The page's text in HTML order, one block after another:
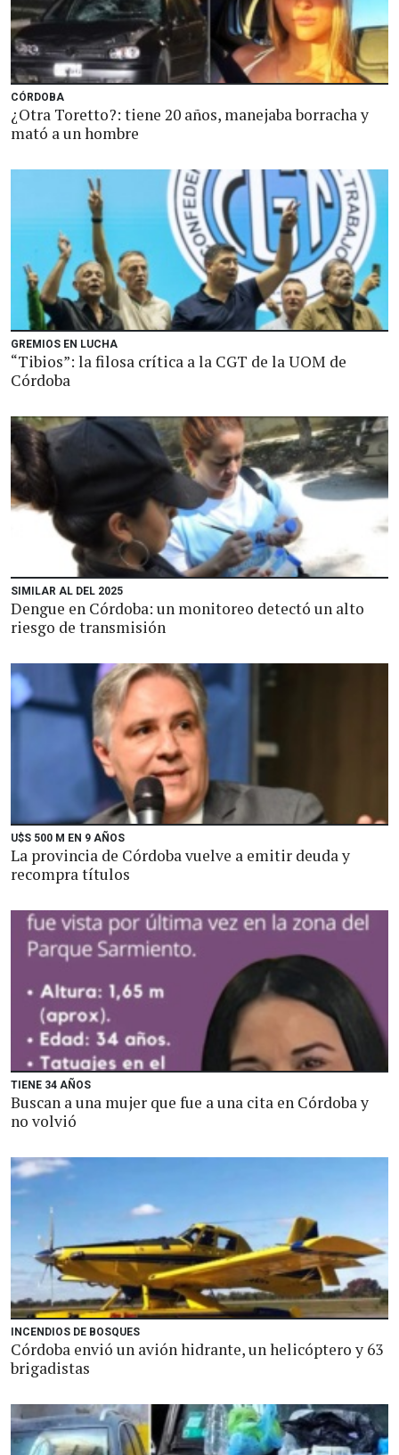
CÓRDOBA
¿Otra Toretto?: tiene 20 años, manejaba borracha y
mató a un hombre
GREMIOS EN LUCHA
“Tibios”: la filosa crítica a la CGT de la UOM de
Córdoba
SIMILAR AL DEL 2025
Dengue en Córdoba: un monitoreo detectó un alto
riesgo de transmisión
U$S 500 M EN 9 AÑOS
La provincia de Córdoba vuelve a emitir deuda y
recompra títulos
TIENE 34 AÑOS
Buscan a una mujer que fue a una cita en Córdoba y
no volvió
INCENDIOS DE BOSQUES
Córdoba envió un avión hidrante, un helicóptero y 63
brigadistas